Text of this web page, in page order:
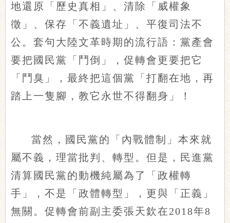
地還原「歷史真相」、清除「威權象
徵」、保存「不義遺址」、平復司法不
公。套句大陸文革時期的流行語：黨產會
要把國民黨「鬥倒」，促轉會更要把它
「鬥臭」，最終把這個黨「打翻在地，再
踏上一隻腳，教它永世不得翻身」！
當然，國民黨的「內戰體制」本來就
屬不義，理當批判、轉型。但是，民進黨
清算國民黨的動機純屬為了「政權轉
手」，不是「政體轉型」，更與「正義」
無關。促轉會前副主委張天欽在2018年8